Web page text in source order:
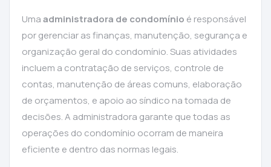
Umaadministradora de condomínio é responsável
por gerenciar as finanças, manutenção, segurança e
organização geral do condomínio. Suas atividades
incluem a contratação de serviços, controle de
contas, manutenção de áreas comuns, elaboração
de orçamentos, e apoio ao síndico na tomada de
decisões. A administradora garante que todas as
operações do condomínio ocorram de maneira
eficiente e dentro das normas legais.